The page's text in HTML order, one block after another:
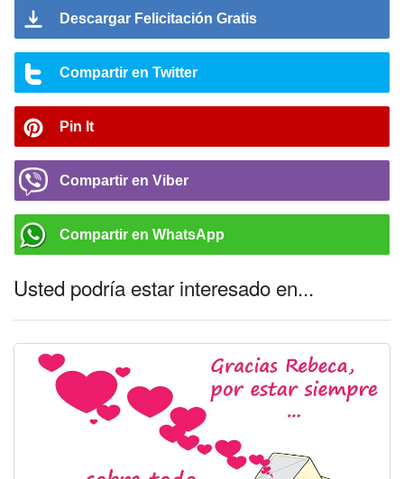
Descargar Felicitación Gratis
Compartir en Twitter
Pin It
Compartir en Viber
Compartir en WhatsApp
Usted podría estar interesado en...